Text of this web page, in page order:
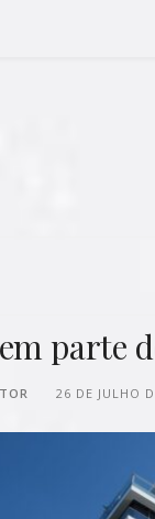
parte
26 DE JULHO